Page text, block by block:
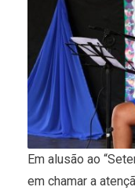
Em alusão ao
em chamar a